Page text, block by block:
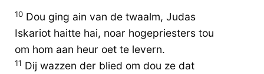
10 Dou ging ain van de twaalm, Judas
Iskariot haitte hai, noar hogepriesters tou
om hom aan heur oet te levern.
11 Dij wazzen der blied om dou ze dat